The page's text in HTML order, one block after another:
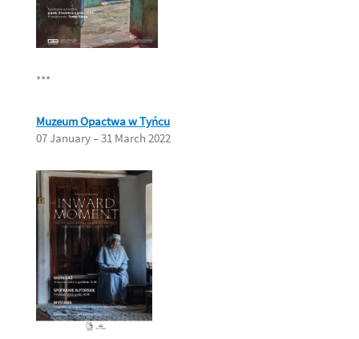
***
Muzeum Opactwa w Tyńcu
07 January – 31 March 2022